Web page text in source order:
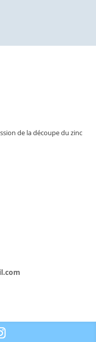
de la découpe du zinc